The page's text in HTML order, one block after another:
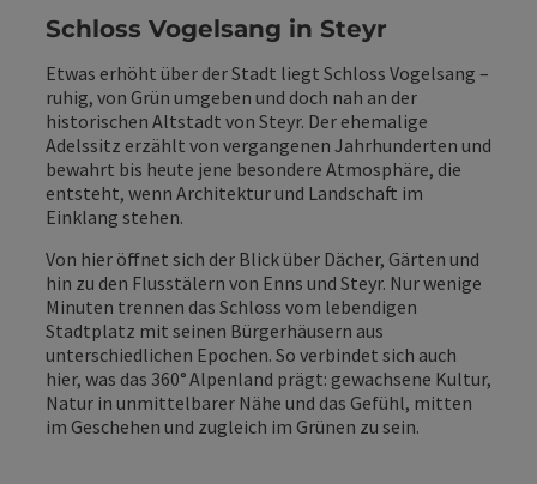
Schloss Vogelsang in Steyr
Etwas erhöht über der Stadt liegt Schloss Vogelsang –
ruhig, von Grün umgeben und doch nah an der
historischen Altstadt von Steyr. Der ehemalige
Adelssitz erzählt von vergangenen Jahrhunderten und
bewahrt bis heute jene besondere Atmosphäre, die
entsteht, wenn Architektur und Landschaft im
Einklang stehen.
Von hier öffnet sich der Blick über Dächer, Gärten und
hin zu den Flusstälern von Enns und Steyr. Nur wenige
Minuten trennen das Schloss vom lebendigen
Stadtplatz mit seinen Bürgerhäusern aus
unterschiedlichen Epochen. So verbindet sich auch
hier, was das 360° Alpenland prägt: gewachsene Kultur,
Natur in unmittelbarer Nähe und das Gefühl, mitten
im Geschehen und zugleich im Grünen zu sein.